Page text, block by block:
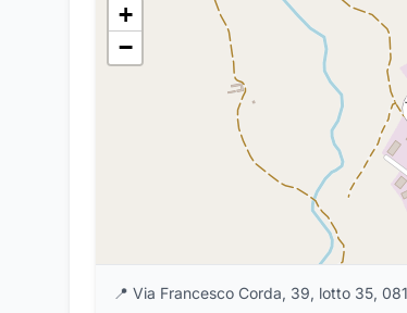
+
−
📍 Via Francesco Corda, 39, lotto 35,